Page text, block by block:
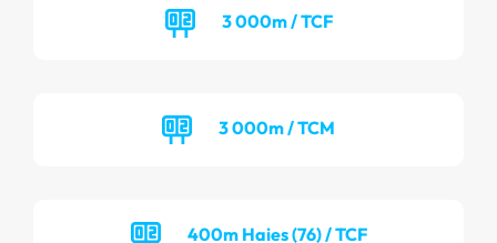
3 000m / TCF
3 000m / TCM
400m Haies (76) / TCF